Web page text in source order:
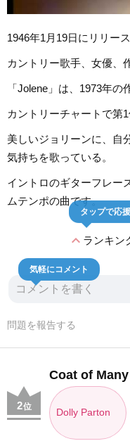
1946年1月19日にリリー
カントリー歌手、女優、
「Jolene」は、1973年の
カントリーチャートで第1
美しいジョリーンに、自
気持ちを歌っている。
イントロのギターフレー
ムテンポの曲です。
expand_lessランキン
タップで応援
気軽にコメント
問題を報告する
Coat of
Dolly Parton
2位